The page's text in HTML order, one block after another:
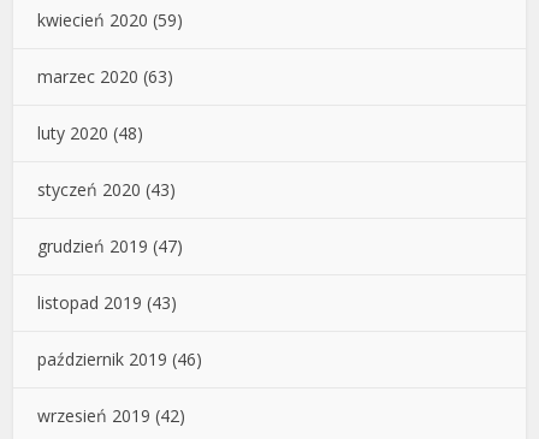
kwiecień 2020 (59)
marzec 2020 (63)
luty 2020 (48)
styczeń 2020 (43)
grudzień 2019 (47)
listopad 2019 (43)
październik 2019 (46)
wrzesień 2019 (42)